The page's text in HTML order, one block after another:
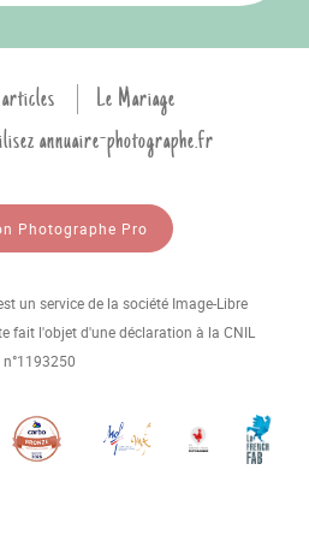
Le Mariage
annuaire-photographe.fr
Photographe Pro
un service de la société Image-Libre
fait l'objet d'une déclaration à la CNIL
n°1193250